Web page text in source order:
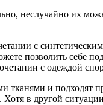
неслучайно их
с
позволить себе
с одеждой
и подходят
в другой